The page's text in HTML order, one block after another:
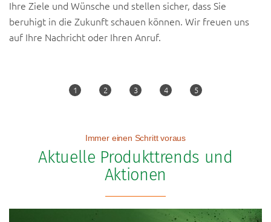
Ihre Ziele und Wünsche und stellen sicher, dass Sie
beruhigt in die Zukunft schauen können. Wir freuen uns
auf Ihre Nachricht oder Ihren Anruf.
Aktuelle Produkttrends und
Aktionen
Immer einen Schritt voraus